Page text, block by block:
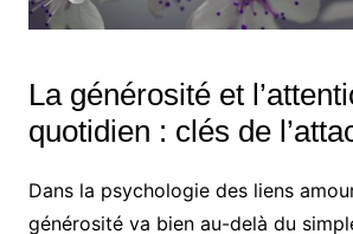
La générosité et
quotidien : clés de
Dans la psychologie des liens
générosité va bien au-delà du